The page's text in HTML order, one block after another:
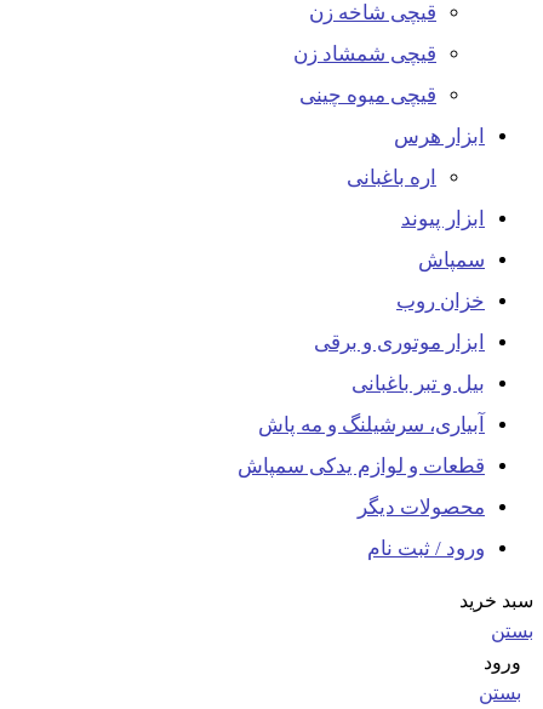
قیچی شاخه زن
قیچی شمشاد زن
قیچی میوه چینی
ابزار هرس
اره باغبانی
ابزار پیوند
سمپاش
خزان روب
ابزار موتوری و برقی
بیل و تبر باغبانی
آبیاری، سرشیلنگ و مه پاش
قطعات و لوازم یدکی سمپاش
محصولات دیگر
ورود / ثبت نام
سبد خرید
بستن
ورود
بستن